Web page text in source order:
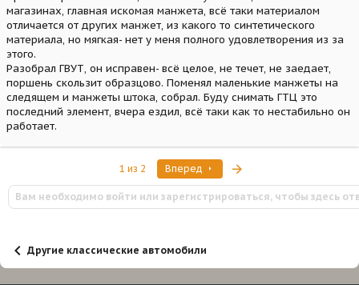
магазинах, главная искомая манжета, всё таки материалом
отличается от других манжет, из какого то синтетического
материала, но мягкая- нет у меня полного удовлетворения из за
этого.
Разобрал ГВУТ, он исправен- всё целое, не течет, не заедает,
поршень скользит образцово. Поменял маленькие манжеты на
следящем и манжеты штока, собрал. Буду снимать ГТЦ это
последний элемент, вчера ездил, всё таки как то нестабильно он
работает.
1 из 2 Вперед
Вам необходимо войти или зарегистрироваться, чтобы здесь
Другие классические автомобили